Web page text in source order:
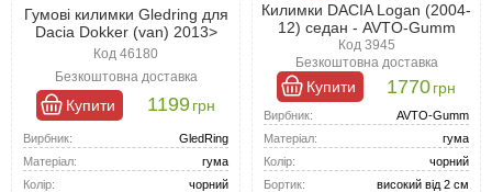
Гумові килимки Gledring для
Dacia Dokker (van) 2013>
Код 46180
Безкоштовна доставка
Купити 1199грн
Вирбник:
GledRing
Матеріал:
гума
Колір:
чорний
Килимки DACIA Logan (2004-
12) седан - AVTO-Gumm
Код 3945
Безкоштовна доставка
Купити 1770грн
Вирбник:
AVTO-Gumm
Матеріал:
гума
Колір:
чорний
Бортик:
високий від 2 см